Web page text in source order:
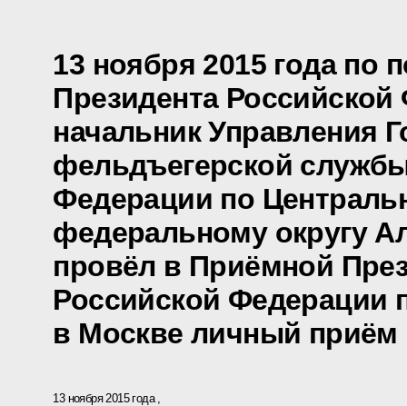
13 ноября 2015 года по
Президента
начальник Управления
фельдъегерской
Федерации по
федеральному округу
провёл в Приёмной
Российской Федерации
в Москве личный приём
13 ноября 2015 года